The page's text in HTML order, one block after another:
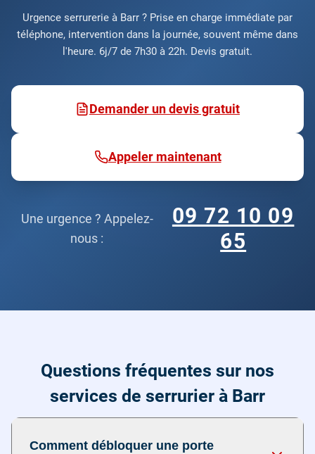
Urgence serrurerie à Barr ? Prise en charge immédiate par
téléphone, intervention dans la journée, souvent même dans
l'heure. 6j/7 de 7h30 à 22h. Devis gratuit.
Demander un devis gratuit
Appeler maintenant
Une urgence ? Appelez-
nous :
09 72 10 09
65
Questions fréquentes sur nos
services de serrurier à Barr
Comment débloquer une porte